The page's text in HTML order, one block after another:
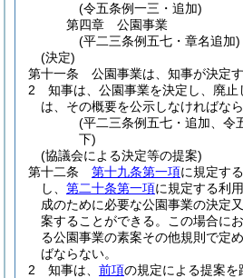
(令五条例一三・追加)
第四章
公園事業
(平二三条例五七・章名追加)
(決定)
第十一条
公園事業は、知事が決定す
2
知事は、公園事業を決定し、廃止
は、その概要を公示しなければなら
(平二三条例五七・追加、令
下)
(協議会による決定等の提案)
第十二条
第十九条第一項に規定す
し、 第二十条第一項に規定する利
成のために必要な公園事業の決定
案することができる。
この場合に
る公園事業の素案その他規則で定
ばならない。
2
知事は、 前項の規定による提案を